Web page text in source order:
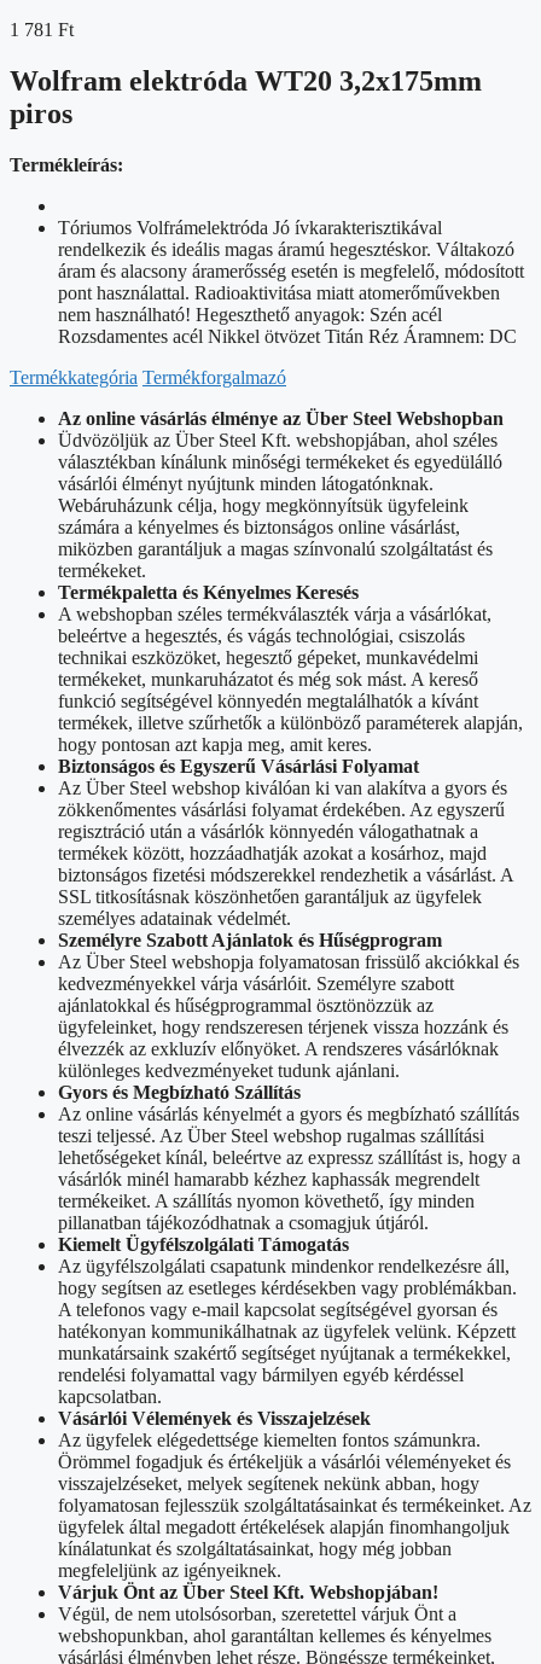
1 781 Ft
Wolfram elektróda WT20 3,2x175mm
piros
Termékleírás:
Tóriumos Volfrámelektróda Jó ívkarakterisztikával
rendelkezik és ideális magas áramú hegesztéskor. Váltakozó
áram és alacsony áramerősség esetén is megfelelő, módosított
pont használattal. Radioaktivitása miatt atomerőművekben
nem használható! Hegeszthető anyagok: Szén acél
Rozsdamentes acél Nikkel ötvözet Titán Réz Áramnem: DC
Termékkategória Termékforgalmazó
Az online vásárlás élménye az Über Steel Webshopban
Üdvözöljük az Über Steel Kft. webshopjában, ahol széles
választékban kínálunk minőségi termékeket és egyedülálló
vásárlói élményt nyújtunk minden látogatónknak.
Webáruházunk célja, hogy megkönnyítsük ügyfeleink
számára a kényelmes és biztonságos online vásárlást,
miközben garantáljuk a magas színvonalú szolgáltatást és
termékeket.
Termékpaletta és Kényelmes Keresés
A webshopban széles termékválaszték várja a vásárlókat,
beleértve a hegesztés, és vágás technológiai, csiszolás
technikai eszközöket, hegesztő gépeket, munkavédelmi
termékeket, munkaruházatot és még sok mást. A kereső
funkció segítségével könnyedén megtalálhatók a kívánt
termékek, illetve szűrhetők a különböző paraméterek alapján,
hogy pontosan azt kapja meg, amit keres.
Biztonságos és Egyszerű Vásárlási Folyamat
Az Über Steel webshop kiválóan ki van alakítva a gyors és
zökkenőmentes vásárlási folyamat érdekében. Az egyszerű
regisztráció után a vásárlók könnyedén válogathatnak a
termékek között, hozzáadhatják azokat a kosárhoz, majd
biztonságos fizetési módszerekkel rendezhetik a vásárlást. A
SSL titkosításnak köszönhetően garantáljuk az ügyfelek
személyes adatainak védelmét.
Személyre Szabott Ajánlatok és Hűségprogram
Az Über Steel webshopja folyamatosan frissülő akciókkal és
kedvezményekkel várja vásárlóit. Személyre szabott
ajánlatokkal és hűségprogrammal ösztönözzük az
ügyfeleinket, hogy rendszeresen térjenek vissza hozzánk és
élvezzék az exkluzív előnyöket. A rendszeres vásárlóknak
különleges kedvezményeket tudunk ajánlani.
Gyors és Megbízható Szállítás
Az online vásárlás kényelmét a gyors és megbízható szállítás
teszi teljessé. Az Über Steel webshop rugalmas szállítási
lehetőségeket kínál, beleértve az expressz szállítást is, hogy a
vásárlók minél hamarabb kézhez kaphassák megrendelt
termékeiket. A szállítás nyomon követhető, így minden
pillanatban tájékozódhatnak a csomagjuk útjáról.
Kiemelt Ügyfélszolgálati Támogatás
Az ügyfélszolgálati csapatunk mindenkor rendelkezésre áll,
hogy segítsen az esetleges kérdésekben vagy problémákban.
A telefonos vagy e-mail kapcsolat segítségével gyorsan és
hatékonyan kommunikálhatnak az ügyfelek velünk. Képzett
munkatársaink szakértő segítséget nyújtanak a termékekkel,
rendelési folyamattal vagy bármilyen egyéb kérdéssel
kapcsolatban.
Vásárlói Vélemények és Visszajelzések
Az ügyfelek elégedettsége kiemelten fontos számunkra.
Örömmel fogadjuk és értékeljük a vásárlói véleményeket és
visszajelzéseket, melyek segítenek nekünk abban, hogy
folyamatosan fejlesszük szolgáltatásainkat és termékeinket. Az
ügyfelek által megadott értékelések alapján finomhangoljuk
kínálatunkat és szolgáltatásainkat, hogy még jobban
megfeleljünk az igényeiknek.
Várjuk Önt az Über Steel Kft. Webshopjában!
Végül, de nem utolsósorban, szeretettel várjuk Önt a
webshopunkban, ahol garantáltan kellemes és kényelmes
vásárlási élményben lehet része. Böngéssze termékeinket,